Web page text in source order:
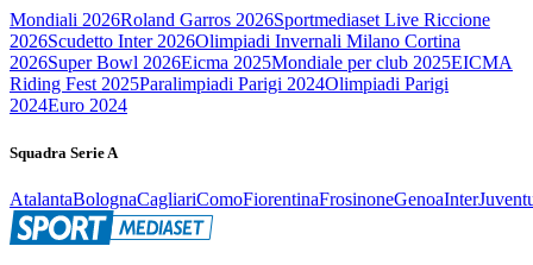
Mondiali 2026Roland Garros 2026Sportmediaset Live Riccione
2026Scudetto Inter 2026Olimpiadi Invernali Milano Cortina
2026Super Bowl 2026Eicma 2025Mondiale per club 2025EICMA
Riding Fest 2025Paralimpiadi Parigi 2024Olimpiadi Parigi
2024Euro 2024
Squadra Serie A
AtalantaBolognaCagliariComoFiorentinaFrosinoneGenoaInter